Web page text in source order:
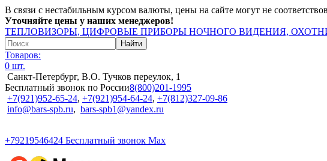
В связи с нестабильным курсом валюты, цены на сайте могут не
Уточняйте цены у наших менеджеров!
ТЕПЛОВИЗОРЫ, ЦИФРОВЫЕ ПРИБОРЫ НОЧНОГО ВИДЕНИЯ,
Товаров:
0 шт.
Санкт-Петербург, В.О. Тучков переулок, 1
Бесплатный звонок по России8(800)201-1995
+7(921)952-65-24, +7(921)954-64-24, +7(812)327-09-86
info@bars-spb.ru, bars-spb1@yandex.ru
+79219546424 Бесплатный звонок Max